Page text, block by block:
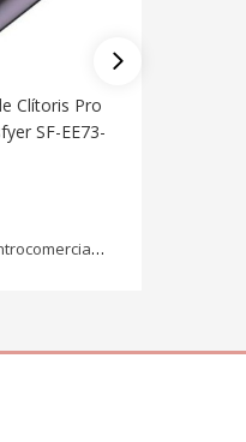
Clítoris Pro
SF-EE73-